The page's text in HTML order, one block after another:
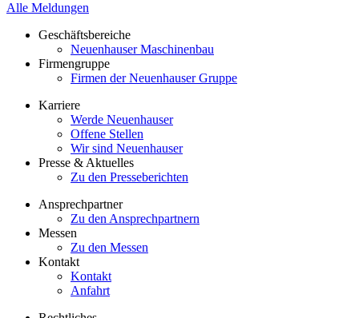
Alle Meldungen
Geschäftsbereiche
Neuenhauser Maschinenbau
Firmengruppe
Firmen der Neuenhauser Gruppe
Karriere
Werde Neuenhauser
Offene Stellen
Wir sind Neuenhauser
Presse & Aktuelles
Zu den Presseberichten
Ansprechpartner
Zu den Ansprechpartnern
Messen
Zu den Messen
Kontakt
Kontakt
Anfahrt